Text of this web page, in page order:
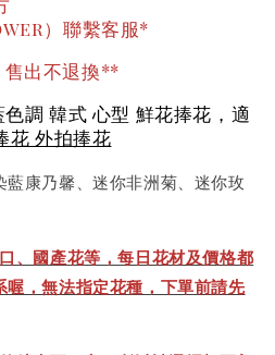
）聯繫客服*
售出不退換**
調 韓式 心型 鮮花捧花，適
花 外拍捧花
康乃馨、迷你非洲菊、迷你玫
、國產花等，每日花材及價格都
，無法指定花種，下單前請先